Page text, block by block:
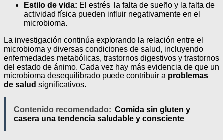
Estilo de vida: El estrés, la falta de sueño y la falta de
actividad física pueden influir negativamente en el
microbioma.
La investigación continúa explorando la relación entre el
microbioma y diversas condiciones de salud, incluyendo
enfermedades metabólicas, trastornos digestivos y trastornos
del estado de ánimo. Cada vez hay más evidencia de que un
microbioma desequilibrado puede contribuir a problemas
de salud significativos.
Contenido recomendado: Comida sin gluten y
casera una tendencia saludable y consciente